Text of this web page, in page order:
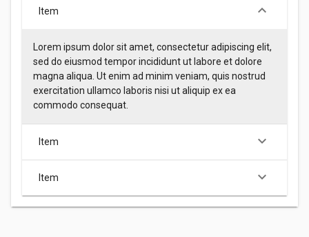
Item keyboard_arrow_down
Lorem ipsum dolor sit amet, consectetur adipiscing elit,
sed do eiusmod tempor incididunt ut labore et dolore
magna aliqua. Ut enim ad minim veniam, quis nostrud
exercitation ullamco laboris nisi ut aliquip ex ea
commodo consequat.
Item keyboard_arrow_down
Item keyboard_arrow_down